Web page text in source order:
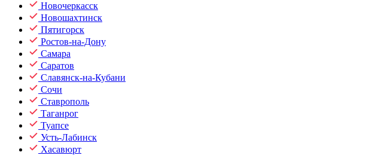
Новочеркасск
Новошахтинск
Пятигорск
Ростов-на-Дону
Самара
Саратов
Славянск-на-Кубани
Сочи
Ставрополь
Таганрог
Туапсе
Усть-Лабинск
Хасавюрт